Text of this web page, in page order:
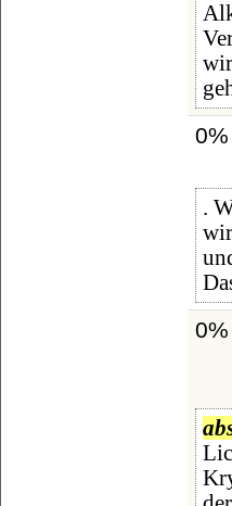
0%
.
0%